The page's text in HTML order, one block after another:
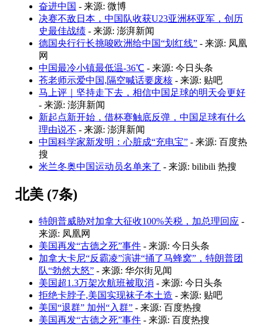
奋进中国 - 来源: 微博
决赛不敌日本，中国队收获U23亚洲杯亚军，创历
史最佳战绩 - 来源: 澎湃新闻
德国央行行长挑唆欧洲给中国“划红线” - 来源: 凤凰
网
中国最冷小镇最低温-36℃ - 来源: 今日头条
苍老师示爱中国,隔空喊话要废核 - 来源: 贴吧
马上评｜坚持走下去，相信中国足球的明天会更好
- 来源: 澎湃新闻
新起点新开始，借杯赛触底反弹，中国足球有什么
理由说不 - 来源: 澎湃新闻
中国科学家新发明：心脏成“充电宝” - 来源: 百度热
搜
米兰冬奥中国运动员名单来了 - 来源: bilibili 热搜
北美 (7条)
特朗普威胁对加拿大征收100%关税，加总理回应 -
来源: 凤凰网
美国再发“古德之死”事件 - 来源: 今日头条
加拿大卡尼“反霸凌”演讲“捅了马蜂窝”，特朗普团
队“勃然大怒” - 来源: 华尔街见闻
美国超1.3万架次航班被取消 - 来源: 今日头条
拒绝卡脖子,美国实现袜子本土造 - 来源: 贴吧
美国“退群” 加州“入群” - 来源: 百度热搜
美国再发“古德之死”事件 - 来源: 百度热搜